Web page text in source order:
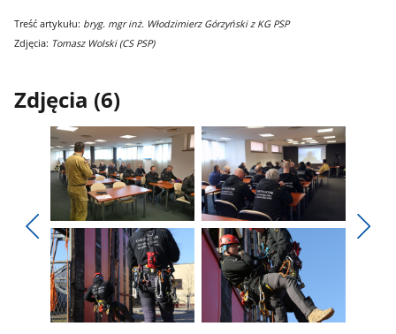
Treść artykułu: bryg. mgr inż. Włodzimierz Górzyński z KG PSP
Zdjęcia: Tomasz Wolski (CS PSP)
Zdjęcia (6)
Pokaż
poprzednie
zdjęcia
Pokaż
zdjęcie
1
z
galerii.
Pokaż
zdjęcie
galerii.